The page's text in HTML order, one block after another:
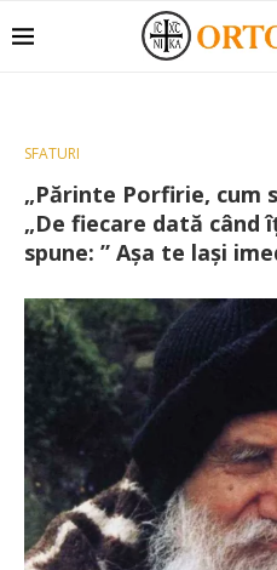
SFATURI
„Părinte Porfirie, cum
„De fiecare dată când
spune: ” Așa te lași